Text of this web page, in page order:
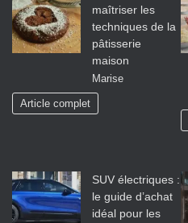
maîtriser les
techniques de la
pâtisserie
maison
Marise
Article complet
SUV électriques :
le guide d’achat
idéal pour les